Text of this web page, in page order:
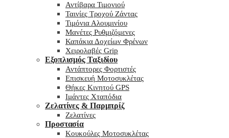
Αντίβαρα Τιμονιού
Ταινίες Τροχού Ζάντας
Τιμόνια Αλουμινίου
Μανέτες Ρυθμιζόμενες
Καπάκια Δοχείων Φρένων
Χειρολαβές Grip
Εξοπλισμός Ταξιδίου
Αντάπτορες Φορτιστές
Επισκευή Μοτοσυκλέτας
Θήκες Κινητού GPS
Ιμάντες Χταπόδια
Ζελατίνες & Παρμπρίζ
Ζελατίνες
Προστασία
Κουκούλες Μοτοσυκλέτας